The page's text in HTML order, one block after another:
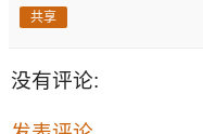
共享
没有评论: